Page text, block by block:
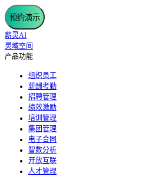
预约演示
薪灵AI
灵域空间
产品功能
组织员工
薪酬考勤
招聘管理
绩效激励
培训管理
集团管理
电子合同
智数分析
开放互联
人才管理